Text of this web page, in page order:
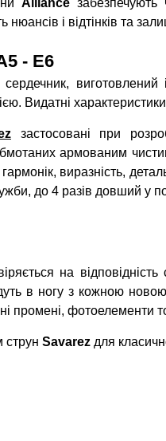
Alliance
нюансів і відтінків та
- E6
виготовлений
Видатні
застосовані при
армованим
виразність,
до 4 разів довший у
на
в ногу з кожною
промені, фотоелементи
струн Savarez для